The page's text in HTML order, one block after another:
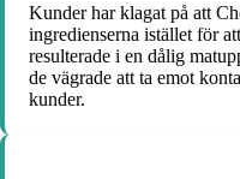
Kunder har klagat på att
ingredienserna istället för
resulterade i en dålig
de vägrade att ta emot
kunder.